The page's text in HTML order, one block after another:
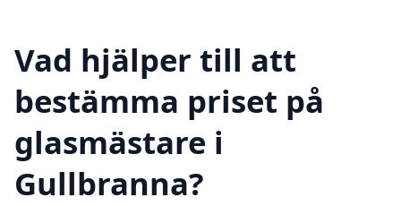
Vad hjälper till att
bestämma priset på
glasmästare i
Gullbranna?